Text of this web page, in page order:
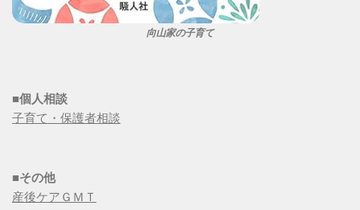
向山家の子育て
■個人相談
子育て・保護者相談
■その他
産後ケアＧＭＴ